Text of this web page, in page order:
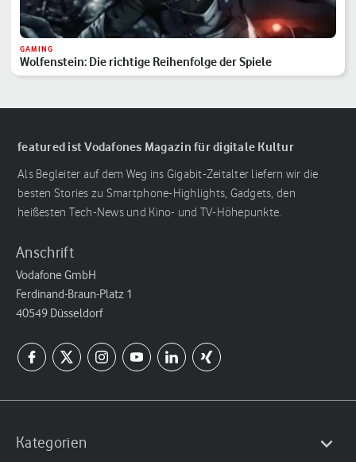
GAMING
Wolfenstein: Die richtige Reihenfolge der Spiele
featured ist Vodafones Magazin für digitale Kultur
Als Begleiter auf dem Weg ins Gigabit-Zeitalter liefern wir die
besten Stories zu Smartphone-Highlights, Gadgets, den
heißesten Tech-News und Kino- und TV-Höhepunkte.
Anschrift
Vodafone GmbH
Ferdinand-Braun-Platz 1
40549 Düsseldorf
Kategorien